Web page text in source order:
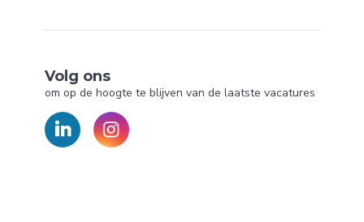
Volg ons
om op de hoogte te blijven van de laatste vacatures